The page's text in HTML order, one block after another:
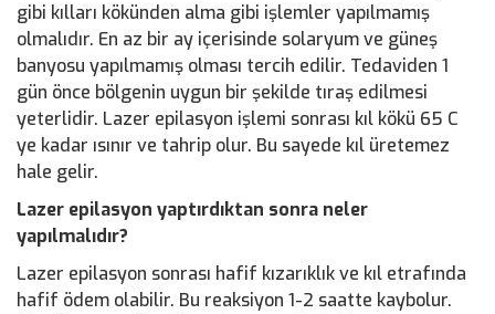
gibi kılları kökünden alma gibi işlemler yapılmamış
olmalıdır. En az bir ay içerisinde solaryum ve güneş
banyosu yapılmamış olması tercih edilir. Tedaviden 1
gün önce bölgenin uygun bir şekilde tıraş edilmesi
yeterlidir. Lazer epilasyon işlemi sonrası kıl kökü 65 C
ye kadar ısınır ve tahrip olur. Bu sayede kıl üretemez
hale gelir.
Lazer epilasyon yaptırdıktan sonra neler
yapılmalıdır?
Lazer epilasyon sonrası hafif kızarıklık ve kıl etrafında
hafif ödem olabilir. Bu reaksiyon 1-2 saatte kaybolur.